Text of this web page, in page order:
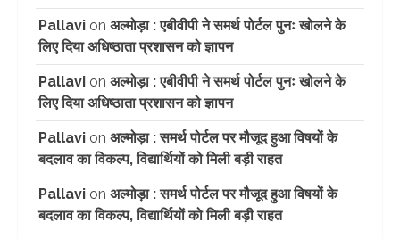
Pallavi on अल्मोड़ा : एबीवीपी ने समर्थ पोर्टल पुनः खोलने के
लिए दिया अधिष्ठाता प्रशासन को ज्ञापन
Pallavi on अल्मोड़ा : एबीवीपी ने समर्थ पोर्टल पुनः खोलने के
लिए दिया अधिष्ठाता प्रशासन को ज्ञापन
Pallavi on अल्मोड़ा : समर्थ पोर्टल पर मौजूद हुआ विषयों के
बदलाव का विकल्प, विद्यार्थियों को मिली बड़ी राहत
Pallavi on अल्मोड़ा : समर्थ पोर्टल पर मौजूद हुआ विषयों के
बदलाव का विकल्प, विद्यार्थियों को मिली बड़ी राहत